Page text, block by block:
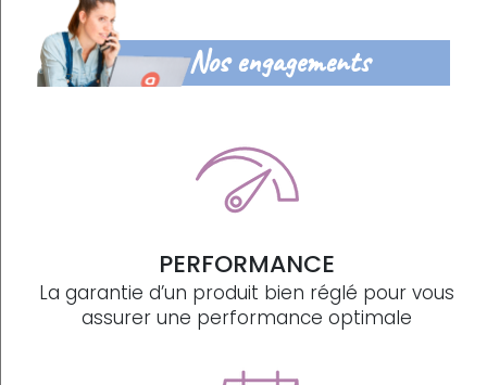
Nos engagements
PERFORMANCE
La garantie d’un produit bien réglé pour vous
assurer une performance optimale